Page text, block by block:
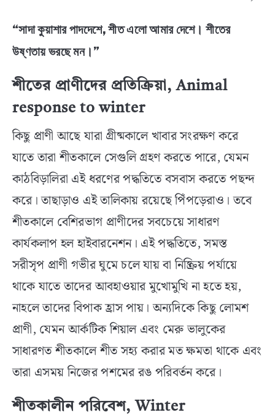
“সাদা কুয়াশার পাদদেশে, শীত এলো আমার দেশে। শীতের
উষ্ণতায় ভরছে মন।”
শীতের প্রাণীদের প্রতিক্রিয়া, Animal
response to winter
কিছু প্রাণী আছে যারা গ্রীষ্মকালে খাবার সংরক্ষণ করে
যাতে তারা শীতকালে সেগুলি গ্রহণ করতে পারে, যেমন
কাঠবিড়ালিরা এই ধরণের পদ্ধতিতে বসবাস করতে পছন্দ
করে। তাছাড়াও এই তালিকায় রয়েছে পিঁপড়েরাও। তবে
শীতকালে বেশিরভাগ প্রাণীদের সবচেয়ে সাধারণ
কার্যকলাপ হল হাইবারনেশন। এই পদ্ধতিতে, সমস্ত
সরীসৃপ প্রাণী গভীর ঘুমে চলে যায় বা নিষ্ক্রিয় পর্যায়ে
থাকে যাতে তাদের আবহাওয়ার মুখোমুখি না হতে হয়,
নাহলে তাদের বিপাক হ্রাস পায়। অন্যদিকে কিছু লোমশ
প্রাণী, যেমন আর্কটিক শিয়াল এবং মেরু ভালুকের
সাধারণত শীতকালে শীত সহ্য করার মত ক্ষমতা থাকে এবং
তারা এসময় নিজের পশমের রঙ পরিবর্তন করে।
শীতকালীন পরিবেশ, Winter